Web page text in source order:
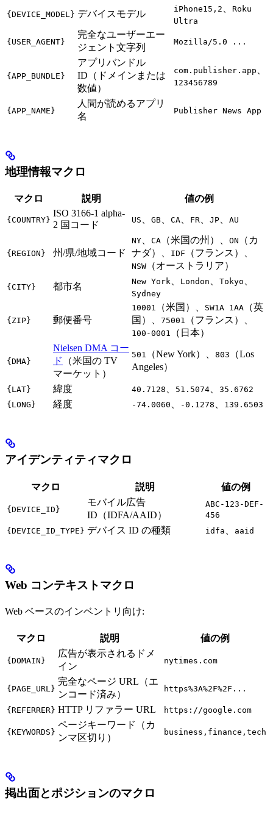
{DEVICE_MODEL} デバイスモデル iPhone15,2
Roku
Ultra
{USER_AGENT}
完全なユーザーエー
ジェント文字列
Mozilla/5.0 ...
{APP_BUNDLE}
アプリバンドル
ID（ドメインまたは
数値）
com.publisher.app
123456789
{APP_NAME}
人間が読めるアプリ
名
Publisher News App
地理情報マクロ
マクロ 説明 値の例
{COUNTRY}
ISO 3166-1 alpha-
2 国コード
US GB CA FR JP AU
{REGION} 州/県/地域コード
NY CA （米国の州）、 ON
（カ
ナダ）、
IDF （フランス）、
NSW （オーストラリア）
{CITY} 都市名 New York London Tokyo
Sydney
{ZIP} 郵便番号
10001 （米国）、 SW1A 1AA （英
国）、 75001 （フランス）、
100-0001 （日本）
{DMA}
Nielsen DMA コー
ド
（米国の TV
マーケット）
501 （New York）、 803
（Los
Angeles）
{LAT} 緯度 40.7128 51.5074
35.6762
{LONG}
経度 -74.0060 -0.1278 139.6503
アイデンティティマクロ
マクロ 説明 値の例
{DEVICE_ID}
モバイル広告
ID（IDFA/AAID）
ABC-123-DEF-
456
{DEVICE_ID_TYPE} デバイス ID の種類 idfa aaid
Web コンテキストマクロ
Web ベースのインベントリ向け:
マクロ 説明 値の例
{DOMAIN}
広告が表示されるドメ
イン
nytimes.com
{PAGE_URL}
完全なページ URL（エ
ンコード済み）
https%3A%2F%2F...
{REFERRER} HTTP リファラー URL https://google.com
{KEYWORDS}
ページキーワード（カ
ンマ区切り）
business,finance,tech
掲出面とポジションのマクロ